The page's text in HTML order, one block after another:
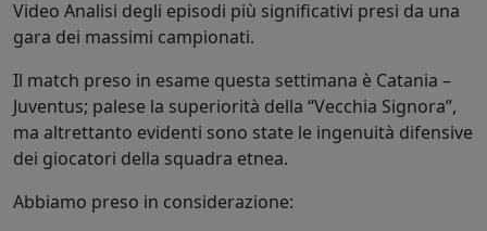
Video Analisi degli episodi più significativi presi da una
gara dei massimi campionati.
Il match preso in esame questa settimana è Catania –
Juventus; palese la superiorità della “Vecchia Signora”,
ma altrettanto evidenti sono state le ingenuità difensive
dei giocatori della squadra etnea.
Abbiamo preso in considerazione: